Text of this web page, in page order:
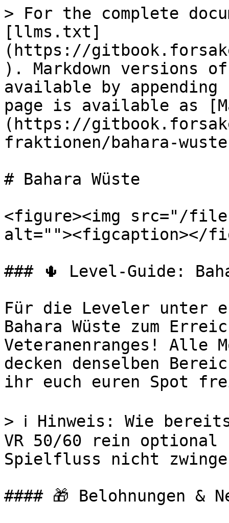
> For the complete
[llms.txt]
(https://
). Markdown versions
available by
page is available as
(https://
fraktionen/bahara-
# Bahara Wüste
<figure><img src="/files/
alt=""><figcaption></
### 🌵 Level-Guide:
Für die Leveler unter
Bahara Wüste zum
Veteranenranges! Alle
decken denselben
ihr euch euren Spot
> ℹ️ Hinweis: Wie
VR 50/60 rein optional
Spielfluss nicht
#### 🎁 Belohnungen &